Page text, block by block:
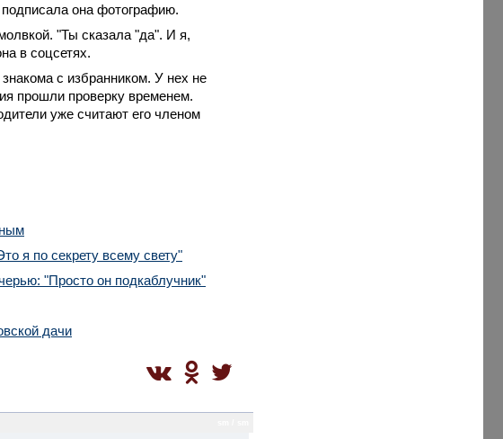
она фотографию.
"Ты сказала "да". И я,
в соцсетях.
с избранником. У нех не
прошли проверку временем.
уже считают его членом
я по секрету всему свету"
"Просто он подкаблучник"
дачи